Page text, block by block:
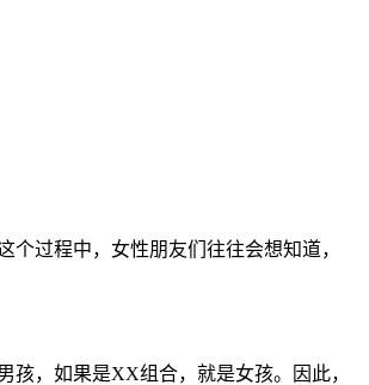
过程中，女性朋友们往往会想知道，
，如果是XX组合，就是女孩。因此，